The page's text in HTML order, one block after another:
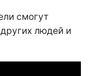
смогут
людей и